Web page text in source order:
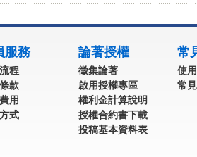
服務
程
款
用
式
論著授權
徵集論著
啟用授權專區
權利金計算說明
授權合約書下載
投稿基本資料表
常
使
常